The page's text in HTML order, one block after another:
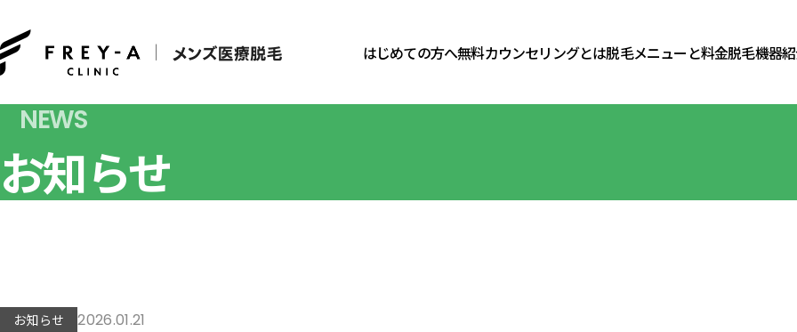
はじめての方へ無料カウンセリングとは脱毛メニューと料金脱毛機器
NEWS
お知らせ
お知らせ 2026.01.21